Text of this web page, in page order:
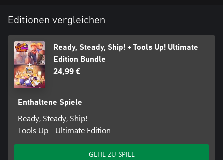
Editionen vergleichen
Ready, Steady, Ship! + Tools Up! Ultimate
Edition Bundle
24,99 €
Enthaltene Spiele
Ready, Steady, Ship!
Tools Up - Ultimate Edition
GEHE ZU SPIEL